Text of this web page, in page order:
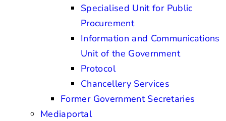
Specialised Unit for Public
Procurement
Information and Communications
Unit of the Government
Protocol
Chancellery Services
Former Government Secretaries
Mediaportal